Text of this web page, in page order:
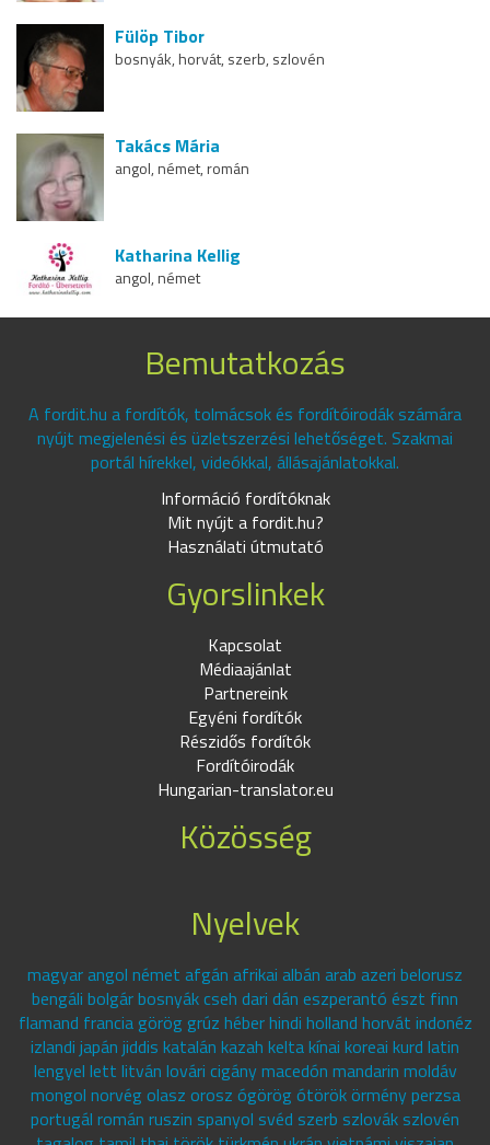
Fülöp Tibor
bosnyák, horvát, szerb, szlovén
Takács Mária
angol, német, román
Katharina Kellig
angol, német
Bemutatkozás
A fordit.hu a fordítók, tolmácsok és fordítóirodák számára
nyújt megjelenési és üzletszerzési lehetőséget. Szakmai
portál hírekkel, videókkal, állásajánlatokkal.
Információ fordítóknak
Mit nyújt a fordit.hu?
Használati útmutató
Gyorslinkek
Kapcsolat
Médiaajánlat
Partnereink
Egyéni fordítók
Részidős fordítók
Fordítóirodák
Hungarian-translator.eu
Közösség
Nyelvek
magyar angol német afgán afrikai albán arab azeri belorusz
bengáli bolgár bosnyák cseh dari dán eszperantó észt finn
flamand francia görög grúz héber hindi holland horvát indonéz
izlandi japán jiddis katalán kazah kelta kínai koreai kurd latin
lengyel lett litván lovári cigány macedón mandarin moldáv
mongol norvég olasz orosz ógörög ótörök örmény perzsa
portugál román ruszin spanyol svéd szerb szlovák szlovén